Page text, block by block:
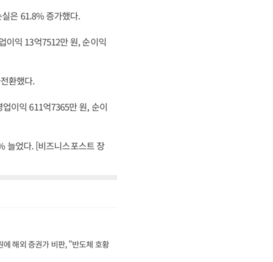
은 61.8% 증가했다.
이익 13억7512만 원, 순이익
환했다.
이익 611억7365만 원, 순이
늘었다. [비즈니스포스트 장
해외 증권가 비판, "반도체 호황